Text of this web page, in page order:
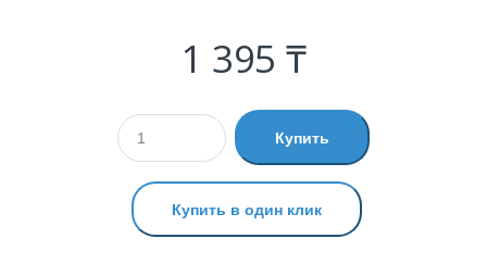
1 395 ₸
Купить
Купить в один клик